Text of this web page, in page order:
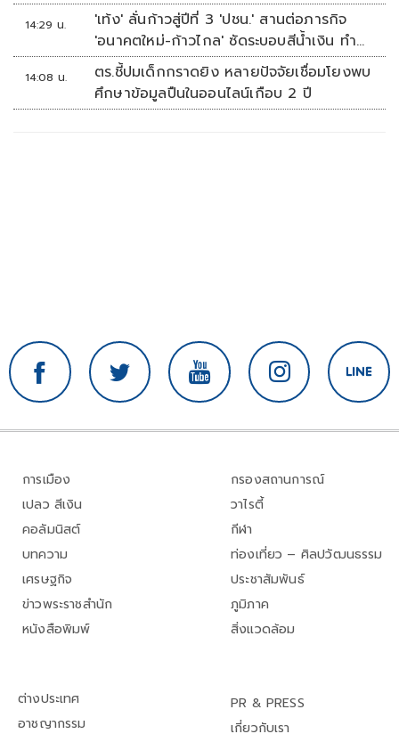
14:29 น.
'เท้ง' ลั่นก้าวสู่ปีที่ 3 'ปชน.' สานต่อภารกิจ
'อนาคตใหม่-ก้าวไกล' ซัดระบอบสีน้ำเงิน ทำ
หลักนิติรัฐ-นิติธรรมสั่นคลอน
14:08 น.
ตร.ชี้ปมเด็กกราดยิง หลายปัจจัยเชื่อมโยงพบ
ศึกษาข้อมูลปืนในออนไลน์เกือบ 2 ปี
การเมือง
เปลว สีเงิน
คอลัมนิสต์
บทความ
เศรษฐกิจ
ข่าวพระราชสำนัก
หนังสือพิมพ์
กรองสถานการณ์
วาไรตี้
กีฬา
ท่องเที่ยว – ศิลปวัฒนธรรม
ประชาสัมพันธ์
ภูมิภาค
สิ่งแวดล้อม
ต่างประเทศ
อาชญากรรม
PR & PRESS
เกี่ยวกับเรา